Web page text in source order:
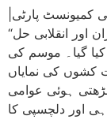
اور انقلابی حل“
کیا گیا۔ موسم کی
کشوں کی نمایاں
ہوئی عوامی